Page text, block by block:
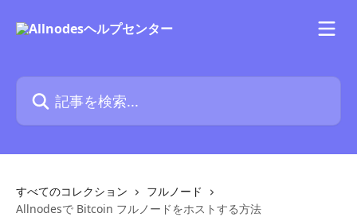
記事を検索...
すべてのコレクション
フルノード
Allnodesで Bitcoin フルノードをホストする方法